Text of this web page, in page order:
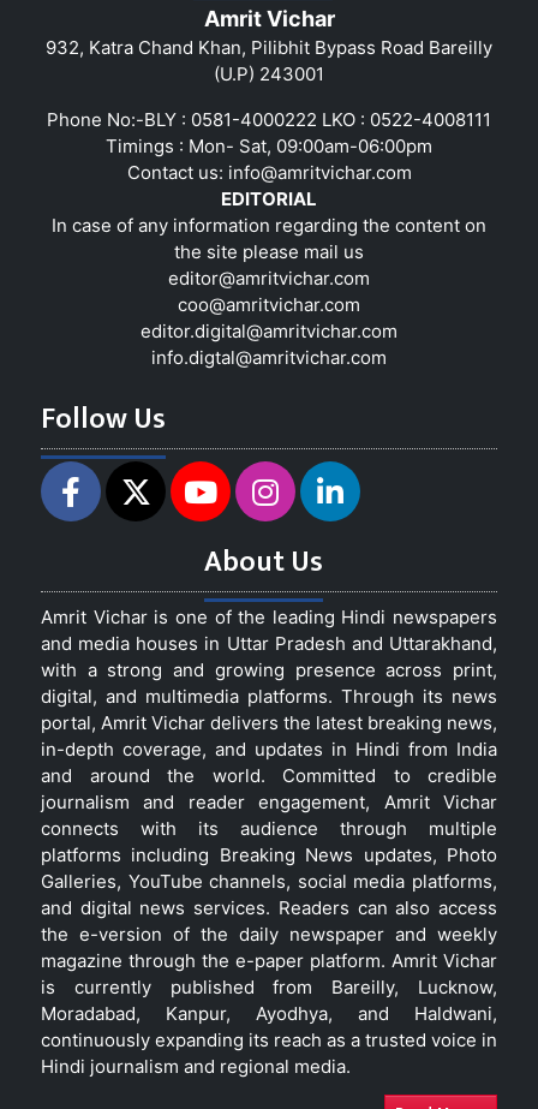
Amrit Vichar
932, Katra Chand Khan, Pilibhit Bypass Road Bareilly
(U.P) 243001
Phone No:-BLY : 0581-4000222 LKO : 0522-4008111
Timings : Mon- Sat, 09:00am-06:00pm
Contact us: info@amritvichar.com
EDITORIAL
In case of any information regarding the content on
the site please mail us
editor@amritvichar.com
coo@amritvichar.com
editor.digital@amritvichar.com
info.digtal@amritvichar.com
Follow Us
About Us
Amrit Vichar is one of the leading Hindi newspapers
and media houses in Uttar Pradesh and Uttarakhand,
with a strong and growing presence across print,
digital, and multimedia platforms. Through its news
portal, Amrit Vichar delivers the latest breaking news,
in-depth coverage, and updates in Hindi from India
and around the world. Committed to credible
journalism and reader engagement, Amrit Vichar
connects with its audience through multiple
platforms including Breaking News updates, Photo
Galleries, YouTube channels, social media platforms,
and digital news services. Readers can also access
the e-version of the daily newspaper and weekly
magazine through the e-paper platform. Amrit Vichar
is currently published from Bareilly, Lucknow,
Moradabad, Kanpur, Ayodhya, and Haldwani,
continuously expanding its reach as a trusted voice in
Hindi journalism and regional media.